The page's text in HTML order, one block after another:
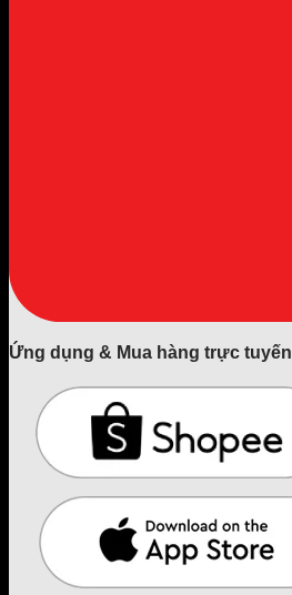
Ứng dụng & Mua hàng trực tuyến